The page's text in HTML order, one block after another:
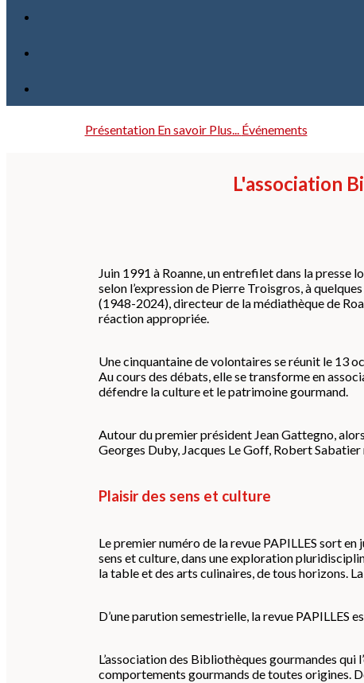
Présentation En savoir Plus... Événements
L'association
Juin 1991 à Roanne, un entrefilet dans la presse
selon l’expression de Pierre Troisgros, à
(1948-2024), directeur de la médiathèque de
réaction appropriée.
Une cinquantaine de volontaires se réunit le 13
Au cours des débats, elle se transforme en
défendre la culture et le patrimoine gourmand.
Autour du premier président Jean Gattegno,
Georges Duby, Jacques Le Goff, Robert
Plaisir des sens et culture
Le premier numéro de la revue PAPILLES sort
sens et culture, dans une exploration
la table et des arts culinaires, de tous horizons.
D’une parution semestrielle, la revue PAPILLES
L’association des Bibliothèques gourmandes
comportements gourmands de toutes origines.